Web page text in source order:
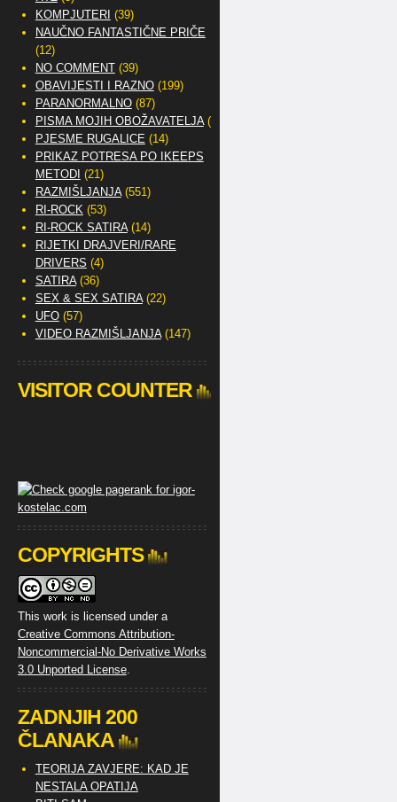
KOMPJUTERI (39)
NAUČNO FANTASTIČNE PRIČE
(12)
NO COMMENT(39)
OBAVIJESTI I RAZNO(199)
PARANORMALNO(87)
PISMA MOJIH OBOŽAVATELJA(2)
PJESME RUGALICE (14)
PRIKAZ POTRESA PO IKEEPS
METODI (21)
RAZMIŠLJANJA(551)
RI-ROCK(53)
RI-ROCK SATIRA(14)
RIJETKI DRAJVERI/RARE
DRIVERS (4)
SATIRA(36)
SEX & SEX SATIRA(22)
UFO(57)
VIDEO RAZMIŠLJANJA(147)
VISITOR COUNTER
COPYRIGHTS
This work is licensed under a
Creative Commons Attribution-
Noncommercial-No Derivative Works
3.0 Unported License.
ZADNJIH 200
ČLANAKA
TEORIJA ZAVJERE: KAD JE
NESTALA OPATIJA